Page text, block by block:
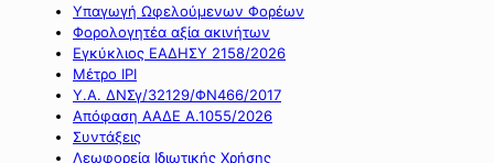
Υπαγωγή Ωφελούμενων Φορέων
Φορολογητέα αξία ακινήτων
Εγκύκλιος ΕΑΔΗΣΥ 2158/2026
Μέτρο IPI
Υ.Α. ΔΝΣγ/32129/ΦΝ466/2017
Απόφαση ΑΑΔΕ Α.1055/2026
Συντάξεις
Λεωφορεία Ιδιωτικής Χρήσης